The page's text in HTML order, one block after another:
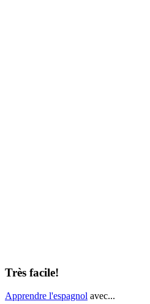
Très facile!
Apprendre l'espagnol avec...